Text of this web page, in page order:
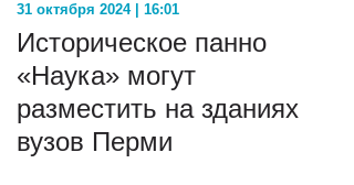
31 октября 2024 | 16:01
Историческое панно
«Наука» могут
разместить на зданиях
вузов Перми